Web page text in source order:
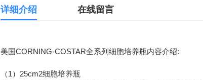
详细介绍 在线留言
美国CORNING-COSTAR全系列细胞培养瓶内容介绍:
（1）25cm2细胞培养瓶